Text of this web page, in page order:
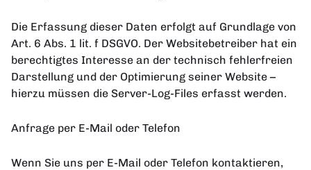
Die Erfassung dieser Daten erfolgt auf Grundlage von
Art. 6 Abs. 1 lit. f DSGVO. Der Websitebetreiber hat ein
berechtigtes Interesse an der technisch fehlerfreien
Darstellung und der Optimierung seiner Website –
hierzu müssen die Server-Log-Files erfasst werden.
Anfrage per E-Mail oder Telefon
Wenn Sie uns per E-Mail oder Telefon kontaktieren,